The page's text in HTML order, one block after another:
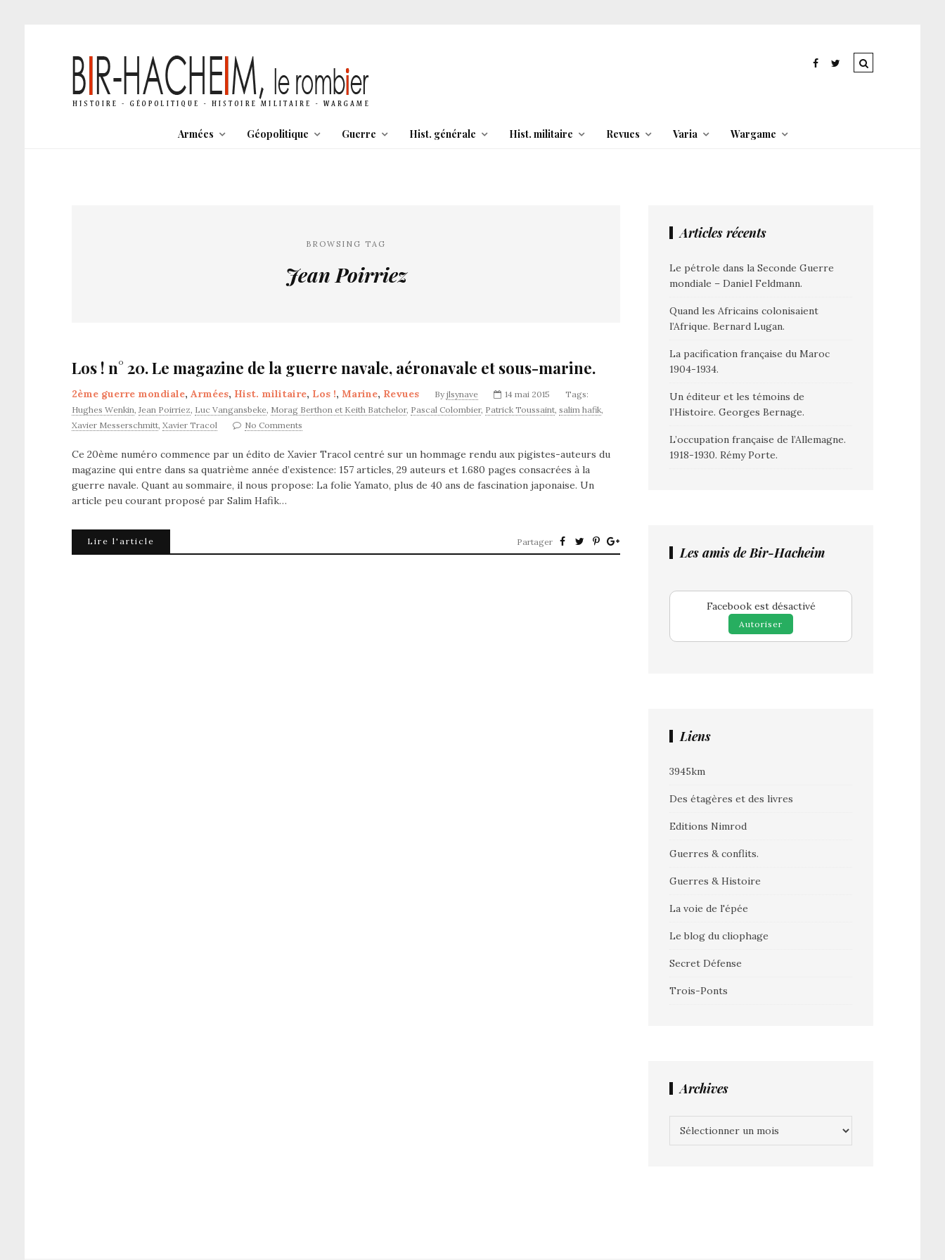
Armées Géopolitique Guerre Hist. générale Hist. militaire Revues Varia Wargame
BROWSING TAG
Jean Poirriez
Los ! n° 20. Le magazine de la guerre navale, aéronavale et sous-marine.
2ème guerre mondiale, Armées, Hist. militaire, Los !, Marine, Revues By jlsynave 14 mai 2015
Tags:
Hughes Wenkin,Jean Poirriez, Luc Vangansbeke, Morag Berthon et Keith Batchelor, Pascal Colombier, Patrick Toussaint, salim hafik,
Xavier Messerschmitt, Xavier Tracol No Comments
Ce 20ème numéro commence par un édito de Xavier Tracol centré sur un hommage rendu aux pigistes-auteurs du
magazine qui entre dans sa quatrième année d’existence: 157 articles, 29 auteurs et 1.680 pages consacrées à la
guerre navale. Quant au sommaire, il nous propose: La folie Yamato, plus de 40 ans de fascination japonaise. Un
article peu courant proposé par Salim Hafik…
Lire l'article Partager
Articles récents
Le pétrole dans la Seconde Guerre
mondiale – Daniel Feldmann.
Quand les Africains colonisaient
l’Afrique. Bernard Lugan.
La pacification française du Maroc
1904-1934.
Un éditeur et les témoins de
l’Histoire. Georges Bernage.
L’occupation française de l’Allemagne.
1918-1930. Rémy Porte.
Les amis de Bir-Hacheim
Facebook est désactivé
Autoriser
Liens
3945km
Des étagères et des livres
Editions Nimrod
Guerres & conflits.
Guerres & Histoire
La voie de l'épée
Le blog du cliophage
Secret Défense
Trois-Ponts
Archives